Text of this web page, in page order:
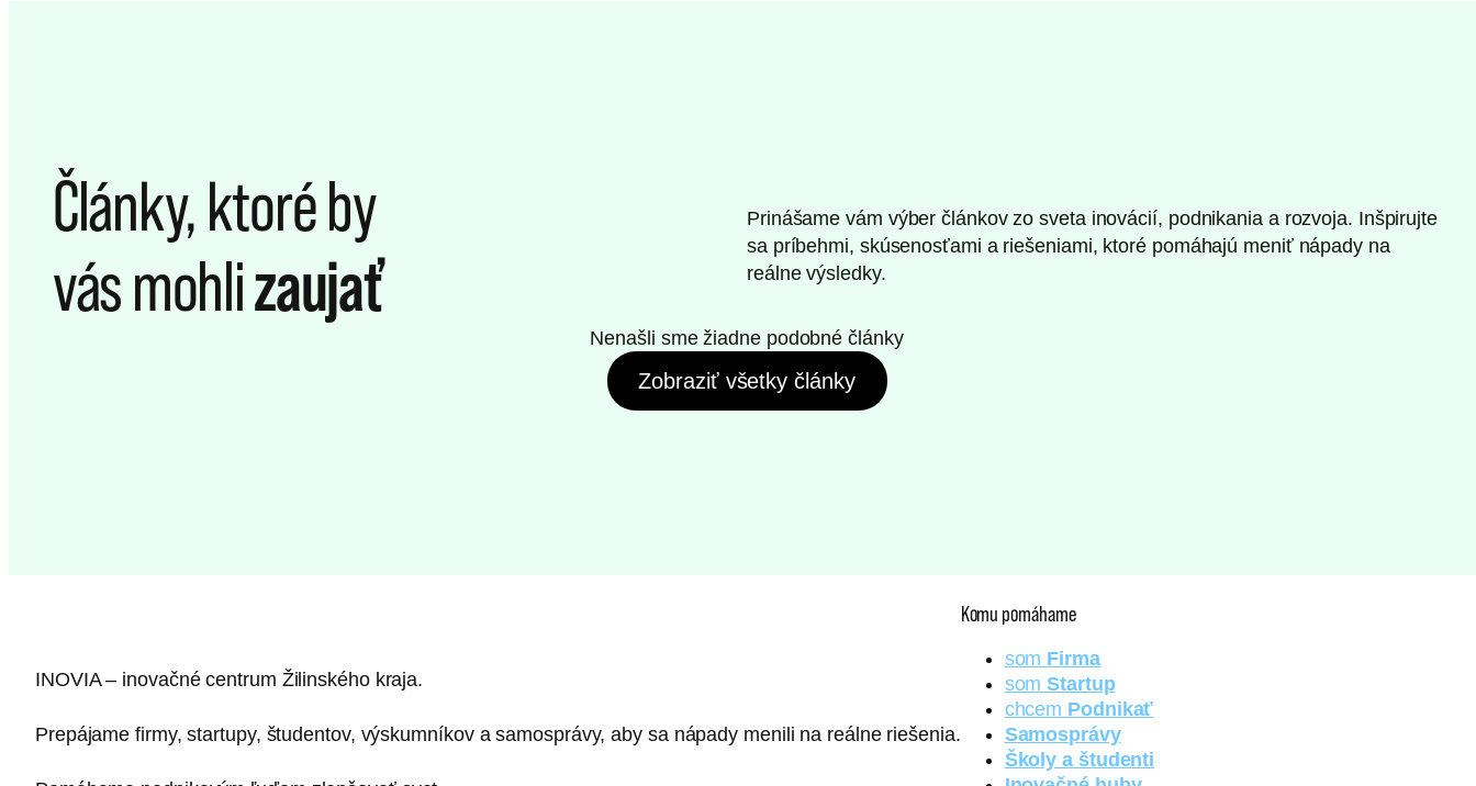
Články, ktoré by
vás mohlizaujať
Prinášame vám výber článkov zo sveta inovácií, podnikania a rozvoja. Inšpirujte
sa príbehmi, skúsenosťami a riešeniami, ktoré pomáhajú meniť nápady na
reálne výsledky.
Nenašli sme žiadne podobné články
Zobraziť všetky články
INOVIA – inovačné centrum Žilinského kraja.
Prepájame firmy, startupy, študentov, výskumníkov a samosprávy, aby sa nápady menili na reálne riešenia.
Komu pomáhame
som Firma
somStartup
chcem Podnikať
Samosprávy
Školy a študenti